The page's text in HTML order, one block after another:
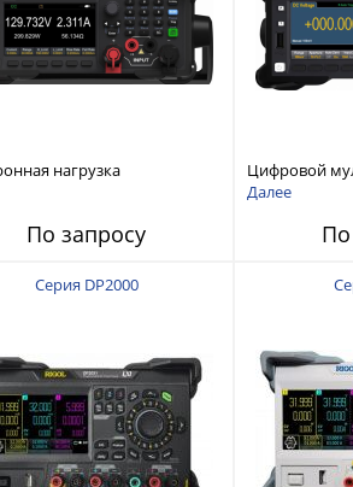
нагрузка
тока, одноканальная,
По запросу
Цифровой
разрядностью
Далее
По
Серия DP2000